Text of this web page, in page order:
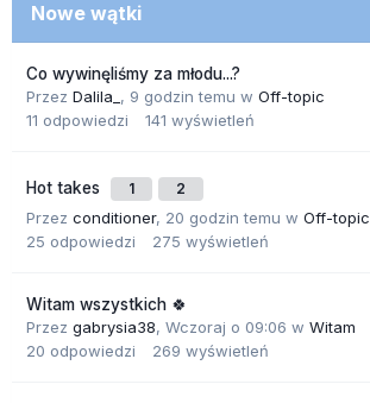
Nowe wątki
Co wywinęliśmy za młodu...?
Przez Dalila_ , 9 godzin temu w Off-topic
11 odpowiedzi 141 wyświetleń
Hot takes 1 2
Przez conditioner, 20 godzin temu w Off-topic
25 odpowiedzi 275 wyświetleń
Witam wszystkich 🍀
Przez gabrysia38, Wczoraj o 09:06 w Witam
20 odpowiedzi 269 wyświetleń